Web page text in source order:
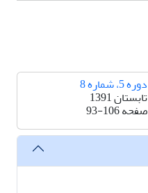
دوره 5، شماره 8
تابستان 1391
صفحه93-106